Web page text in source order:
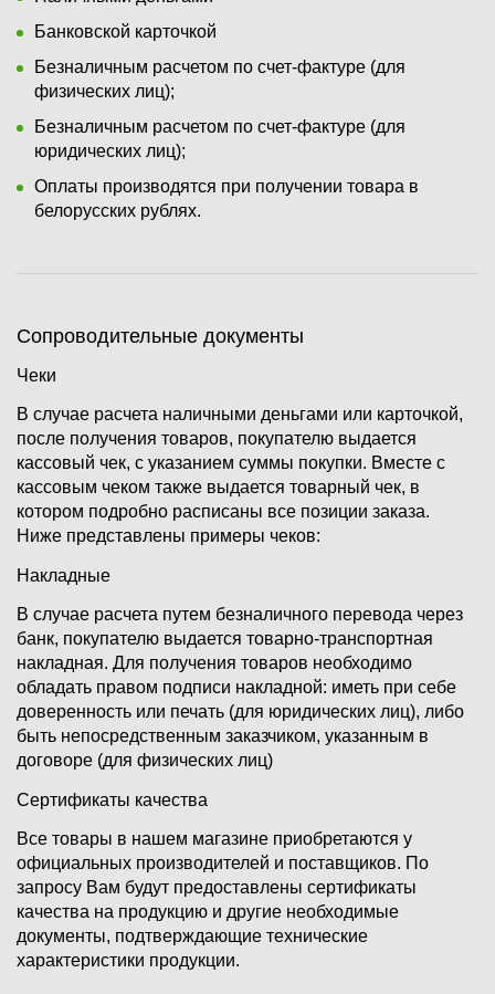
Банковской карточкой
Безналичным расчетом по счет-фактуре (для
физических лиц);
Безналичным расчетом по счет-фактуре (для
юридических лиц);
Оплаты производятся при получении товара в
белорусских рублях.
Сопроводительные документы
Чеки
В случае расчета наличными деньгами или карточкой,
после получения товаров, покупателю выдается
кассовый чек, с указанием суммы покупки. Вместе с
кассовым чеком также выдается товарный чек, в
котором подробно расписаны все позиции заказа.
Ниже представлены примеры чеков:
Накладные
В случае расчета путем безналичного перевода через
банк, покупателю выдается товарно-транспортная
накладная. Для получения товаров необходимо
обладать правом подписи накладной: иметь при себе
доверенность или печать (для юридических лиц), либо
быть непосредственным заказчиком, указанным в
договоре (для физических лиц)
Сертификаты качества
Все товары в нашем магазине приобретаются у
официальных производителей и поставщиков. По
запросу Вам будут предоставлены сертификаты
качества на продукцию и другие необходимые
документы, подтверждающие технические
характеристики продукции.